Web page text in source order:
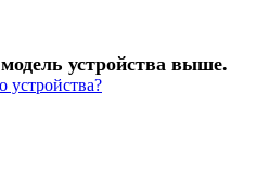
устройства выше.
устройства?